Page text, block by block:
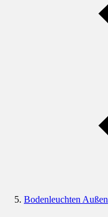
Bodenleuchten Außen